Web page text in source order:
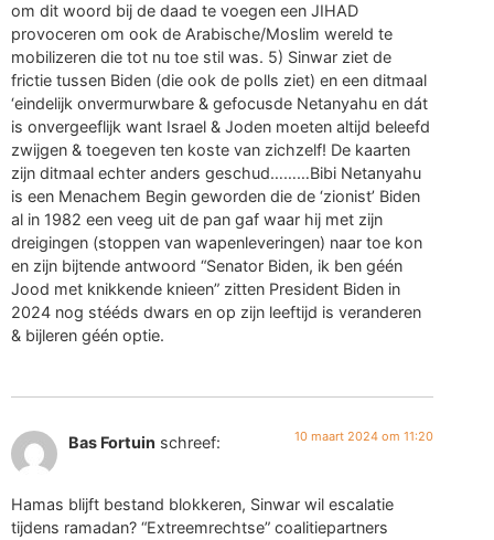
om dit woord bij de daad te voegen een JIHAD
provoceren om ook de Arabische/Moslim wereld te
mobilizeren die tot nu toe stil was. 5) Sinwar ziet de
frictie tussen Biden (die ook de polls ziet) en een ditmaal
‘eindelijk onvermurwbare & gefocusde Netanyahu en dát
is onvergeeflijk want Israel & Joden moeten altijd beleefd
zwijgen & toegeven ten koste van zichzelf! De kaarten
zijn ditmaal echter anders geschud………Bibi Netanyahu
is een Menachem Begin geworden die de ‘zionist’ Biden
al in 1982 een veeg uit de pan gaf waar hij met zijn
dreigingen (stoppen van wapenleveringen) naar toe kon
en zijn bijtende antwoord “Senator Biden, ik ben géén
Jood met knikkende knieen” zitten President Biden in
2024 nog stééds dwars en op zijn leeftijd is veranderen
& bijleren géén optie.
Bas Fortuin schreef: 10 maart 2024 om 11:20
Hamas blijft bestand blokkeren, Sinwar wil escalatie
tijdens ramadan? “Extreemrechtse” coalitiepartners